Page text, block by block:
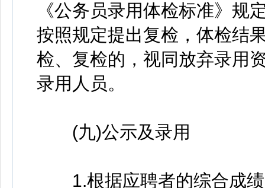
《公务员录用体检标准》规
按照规定提出复检，体检结
检、复检的，视同放弃录用
录用人员。
(九)公示及录用
1.根据应聘者的综合成绩